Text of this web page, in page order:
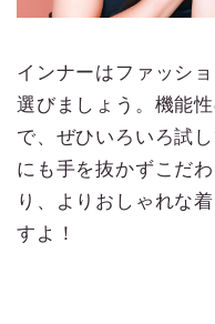
インナーはファッシ
選びましょう。機能
で、ぜひいろいろ試
にも手を抜かずこだ
り、よりおしゃれな
すよ！